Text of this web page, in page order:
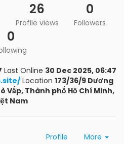
26
Profile views
0
Followers
0
Last Online 30 Dec 2025, 06:47
Location 173/36/9 Dương
Vấp, Thành phố Hồ Chí Minh,
Nam
Profile More